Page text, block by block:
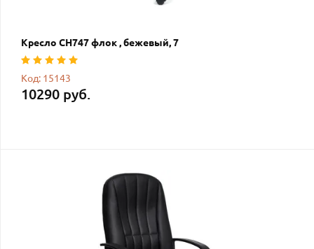
Кресло СН747 флок , бежевый, 7
Код: 15143
10290 руб.